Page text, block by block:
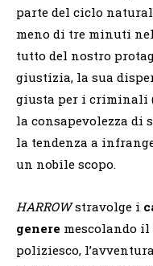
parte del ciclo
meno di tre minuti
tutto del nostro
giustizia, la sua
giusta per i criminali
la consapevolezza di
la tendenza a
un nobile scopo.
HARROWstravolge i
genere mescolando il
poliziesco,